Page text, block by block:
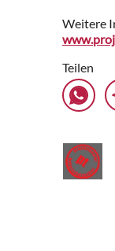
Weitere
Teilen